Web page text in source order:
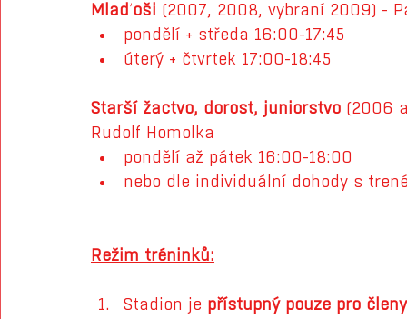
Mlaďoši (2007, 2008, vybraní 2009) -
pondělí + středa 16:00-17:45
úterý + čtvrtek 17:00-18:45
Starší žactvo, dorost, juniorstvo (2006
Rudolf Homolka
pondělí až pátek 16:00-18:00
nebo dle individuální dohody s
Režim tréninků:
Stadion je přístupný pouze pro